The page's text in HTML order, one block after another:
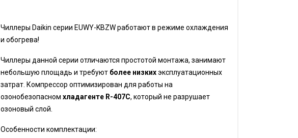
Чиллеры Daikin серии EUWY-KBZW работают в режиме охлаждения
и обогрева!
Чиллеры данной серии отличаются простотой монтажа, занимают
небольшую площадь и требуют более низкихэксплуатационных
затрат. Компрессор оптимизирован для работы на
озонобезопасномхладагенте R-407C, который не разрушает
озоновый слой.
Особенности комплектации: